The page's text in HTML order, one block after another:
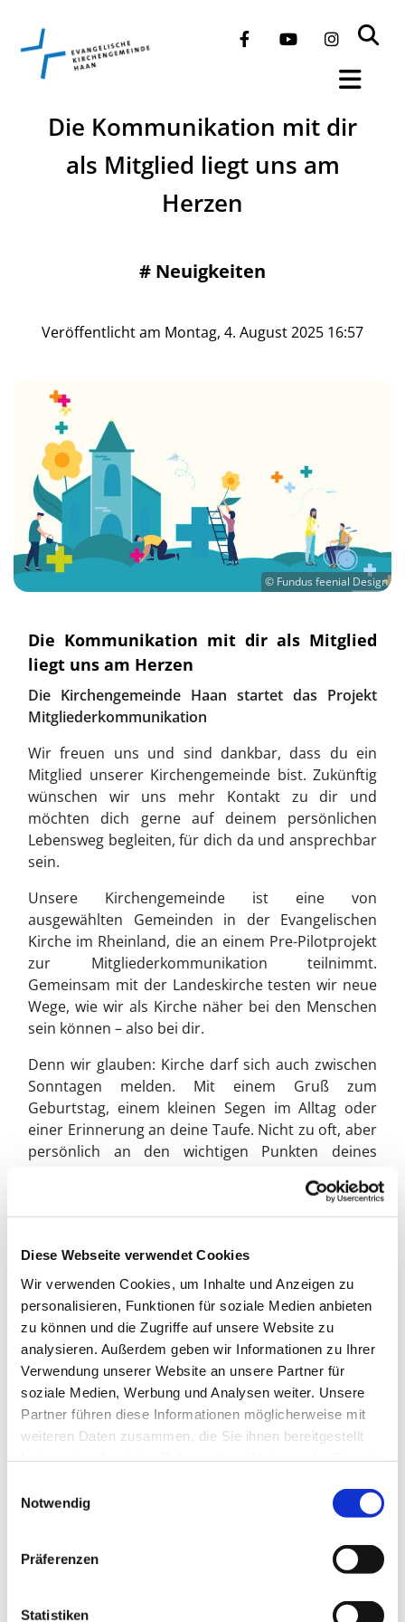
Diese Webseite verwendet Cookies
Wir verwenden Cookies, um Inhalte und Anzeigen zu
personalisieren, Funktionen für soziale Medien anbieten
zu können und die Zugriffe auf unsere Website zu
analysieren. Außerdem geben wir Informationen zu Ihrer
Verwendung unserer Website an unsere Partner für
soziale Medien, Werbung und Analysen weiter. Unsere
Partner führen diese Informationen möglicherweise mit
weiteren Daten zusammen, die Sie ihnen bereitgestellt
Notwendig
Präferenzen
Statistiken
Die Kommunikation mit dir
als Mitglied liegt uns am
Herzen
# Neuigkeiten
Veröffentlicht am Montag, 4. August 2025 16:57
© Fundus feenial Design
Die Kommunikation mit dir als Mitglied
liegt uns am Herzen
Die Kirchengemeinde Haan startet das Projekt
Mitgliederkommunikation
Wir freuen uns und sind dankbar, dass du ein
Mitglied unserer Kirchengemeinde bist. Zukünftig
wünschen wir uns mehr Kontakt zu dir und
möchten dich gerne auf deinem persönlichen
Lebensweg begleiten, für dich da und ansprechbar
sein.
Unsere Kirchengemeinde ist eine von
ausgewählten Gemeinden in der Evangelischen
Kirche im Rheinland, die an einem Pre-Pilotprojekt
zur Mitgliederkommunikation teilnimmt.
Gemeinsam mit der Landeskirche testen wir neue
Wege, wie wir als Kirche näher bei den Menschen
sein können – also bei dir.
Denn wir glauben: Kirche darf sich auch zwischen
Sonntagen melden. Mit einem Gruß zum
Geburtstag, einem kleinen Segen im Alltag oder
einer Erinnerung an deine Taufe. Nicht zu oft, aber
persönlich an den wichtigen Punkten deines
Noch befinden wir uns in der Erprobung. Das
testen, wie dieser neue Weg zu uns passt, wie er
sich umsetzen lässt und wie wir dich wirklich
erreichen können. Zu welchem Anlass oder
Ehrentag genau du von uns hörst - das bleibt eine
Überraschung! Und keine Sorge – wir melden uns
nicht ständig bei dir.
Damit das künftig auch digital funktioniert,
brauchen wir deine Hilfe:
Wenn du schon unseren Newsletter bekommst,
weitere Kommunikation zu persönlichen Anlässen
entlang deiner persönlichen Lebensreise mehr
kannst du dich hier jederzeit abmelden.